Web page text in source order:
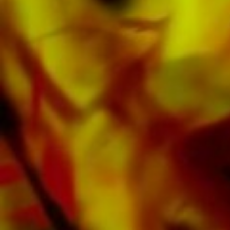
musicale suisse. En plus de la partition pour
Orchestre Symphonique vous trouverez
également de la littérature dans d'autres
formats tels que Brass Band, Orchestre
d'Harmonie, Orchestre Juniors, Ensemble de
cuivres, Ensemble à vent, Orchestre
Symphonique aussi bien que CDs et Éducation
musicale. Une grande partie de la littérature
de l'éditeur provenant de fanfares de premier
plan telles que le Black Dyke Band, le Cory
l'Oberaargauer Brass Band a été enregistrée
sur Obrasso Records. Tous les supports sonores
sont également disponibles numériquement sur
les portails populaires d'Apple, d'Amazon, de
Google, de Spotify et d'autres fournisseurs du
monde entier.